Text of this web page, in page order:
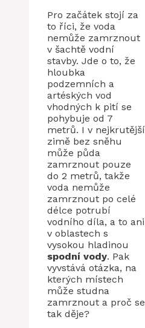
Pro začátek stojí za
to říci, že voda
nemůže zamrznout
v šachtě vodní
stavby. Jde o to, že
hloubka
podzemních a
artéských vod
vhodných k pití se
pohybuje od 7
metrů. I v nejkrutější
zimě bez sněhu
může půda
zamrznout pouze
do 2 metrů, takže
voda nemůže
zamrznout po celé
délce potrubí
vodního díla, a to ani
v oblastech s
vysokou hladinou
spodní vody. Pak
vyvstává otázka, na
kterých místech
může studna
zamrznout a proč se
tak děje?